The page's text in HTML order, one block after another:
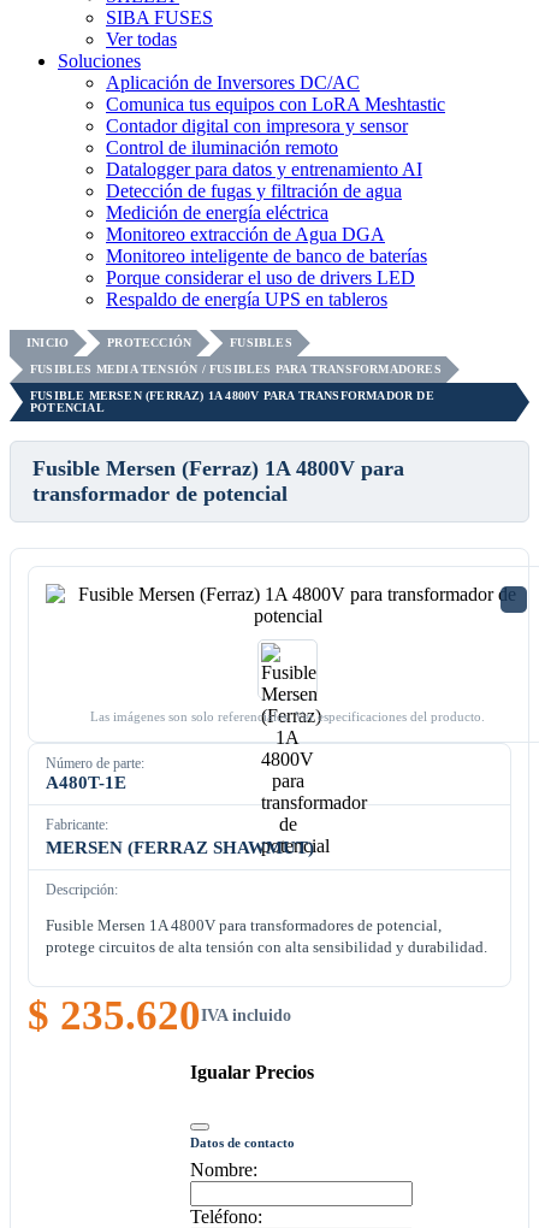
SIBA FUSES
Ver todas
Soluciones
Aplicación de Inversores DC/AC
Comunica tus equipos con LoRA Meshtastic
Contador digital con impresora y sensor
Control de iluminación remoto
Datalogger para datos y entrenamiento AI
Detección de fugas y filtración de agua
Medición de energía eléctrica
Monitoreo extracción de Agua DGA
Monitoreo inteligente de banco de baterías
Porque considerar el uso de drivers LED
Respaldo de energía UPS en tableros
INICIO PROTECCIÓN
FUSIBLES
FUSIBLES MEDIA TENSIÓN / FUSIBLES PARA TRANSFORMADORES
FUSIBLE MERSEN (FERRAZ) 1A 4800V PARA TRANSFORMADOR DE
POTENCIAL
Fusible Mersen (Ferraz) 1A 4800V para
transformador de potencial
Las imágenes son solo referenciales. Ver especificaciones del producto.
Número de parte:
A480T-1E
Fabricante:
MERSEN (FERRAZ SHAWMUT)
Descripción:
Fusible Mersen 1A 4800V para transformadores de potencial,
protege circuitos de alta tensión con alta sensibilidad y durabilidad.
$ 235.620IVA incluido
Igualar Precios
Datos de contacto
Nombre:
Teléfono: